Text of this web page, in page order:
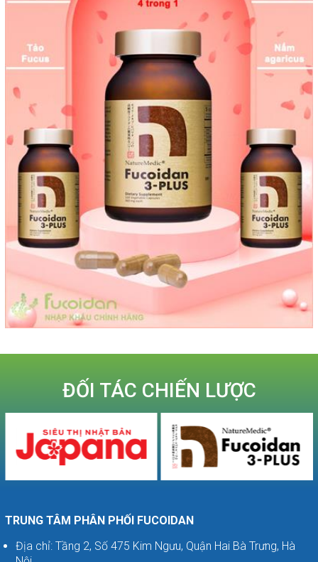
ĐỐI TÁC CHIẾN LƯỢC
TRUNG TÂM PHÂN PHỐI FUCOIDAN
Địa chỉ: Tầng 2, Số 475 Kim Ngưu, Quận Hai Bà Trưng, Hà